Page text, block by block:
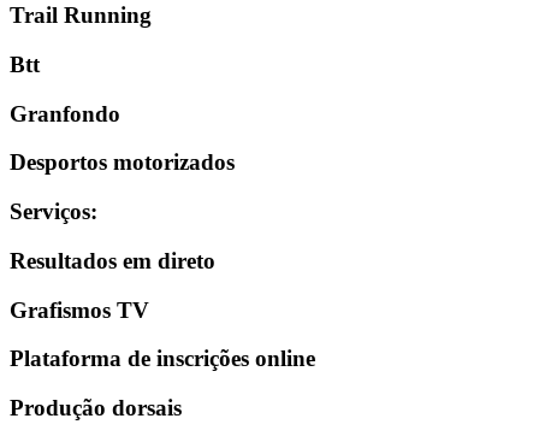
Trail Running
Btt
Granfondo
Desportos motorizados
Serviços:
Resultados em direto
Grafismos TV
Plataforma de inscrições online
Produção dorsais